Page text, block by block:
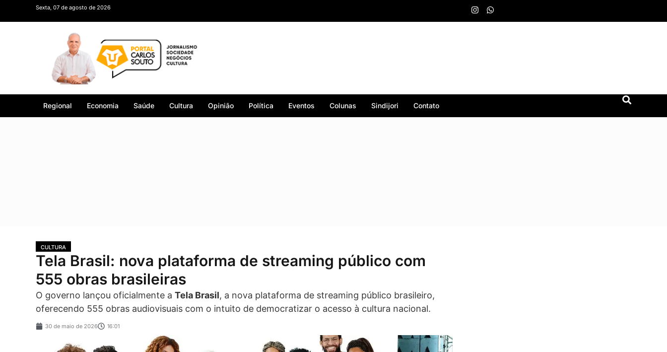
Sexta, 07 de agosto de 2026
Regional Economia Saúde Cultura Opinião Política Eventos Colunas Sindijori Contato
CULTURA
Tela Brasil: nova plataforma de streaming público com
555 obras brasileiras
O governo lançou oficialmente a Tela Brasil, a nova plataforma de streaming público brasileiro,
oferecendo 555 obras audiovisuais com o intuito de democratizar o acesso à cultura nacional.
30 de maio de 2026 16:01